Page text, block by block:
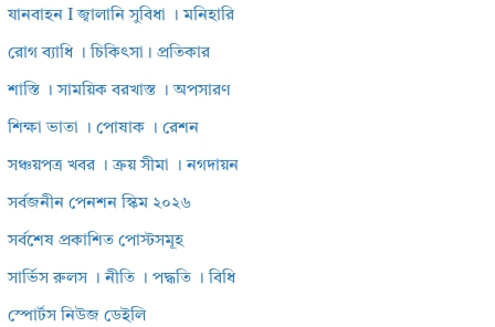
যানবাহন I জ্বালানি সুবিধা । মনিহারি
রোগ ব্যাধি । চিকিৎসা। প্রতিকার
শাস্তি । সাময়িক বরখাস্ত । অপসারণ
শিক্ষা ভাতা । পোষাক । রেশন
সঞ্চয়পত্র খবর । ক্রয় সীমা । নগদায়ন
সর্বজনীন পেনশন স্কিম ২০২৬
সর্বশেষ প্রকাশিত পোস্টসমূহ
সার্ভিস রুলস । নীতি । পদ্ধতি । বিধি
স্পোর্টস নিউজ ডেইলি